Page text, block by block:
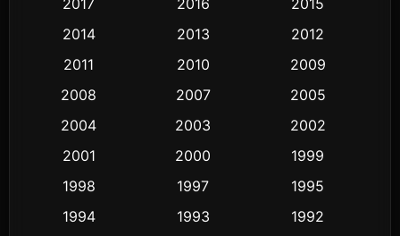
Comedy ตลก 428
Crime อาชญากรรม 503
Cult Film
Dance เต้น
2014
2013
2012
2011
2010
2009
2008
2007
2005
2004
2003
2002
2001
2000
1999
1998
1997
1995
1994
1993
1992